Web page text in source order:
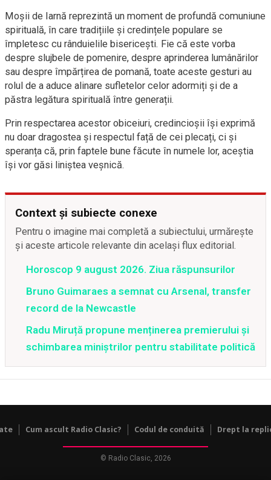
Moșii de Iarnă reprezintă un moment de profundă comuniune
spirituală, în care tradițiile și credințele populare se
împletesc cu rânduielile bisericești. Fie că este vorba
despre slujbele de pomenire, despre aprinderea lumânărilor
sau despre împărțirea de pomană, toate aceste gesturi au
rolul de a aduce alinare sufletelor celor adormiți și de a
păstra legătura spirituală între generații.
Prin respectarea acestor obiceiuri, credincioșii își exprimă
nu doar dragostea și respectul față de cei plecați, ci și
speranța că, prin faptele bune făcute în numele lor, aceștia
își vor găsi liniștea veșnică.
Context și subiecte conexe
Pentru o imagine mai completă a subiectului, urmărește
și aceste articole relevante din același flux editorial.
Horoscop 9 august 2026. Ziua răspunsurilor
Bruno Guimaraes a semnat cu Arsenal, transfer
record de la Newcastle
Radu Miruță propune menținerea premierului și
schimbarea miniștrilor pentru stabilitate politică
Cum ascult Radio Clasic? Codul de conduită Drept la
© Radio Clasic, 2026